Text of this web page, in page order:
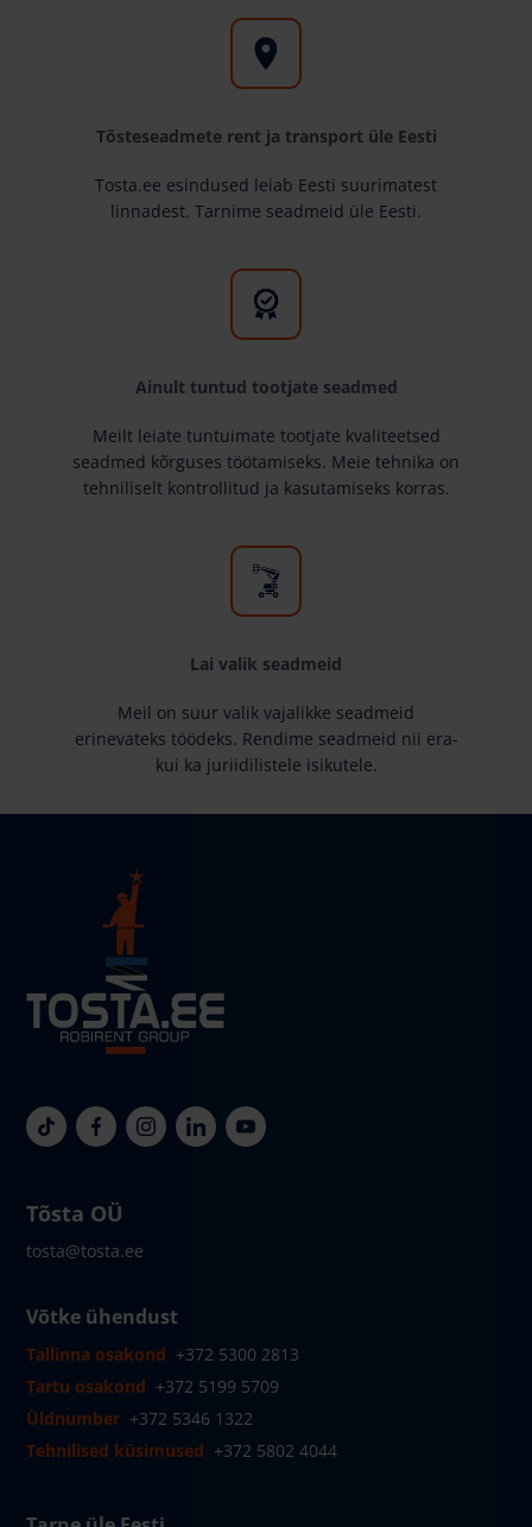
Tõsteseadmete rent ja transport üle Eesti
Tosta.ee esindused leiab Eesti suurimatest
linnadest. Tarnime seadmeid üle Eesti.
Ainult tuntud tootjate seadmed
Meilt leiate tuntuimate tootjate kvaliteetsed
seadmed kõrguses töötamiseks. Meie tehnika on
tehniliselt kontrollitud ja kasutamiseks korras.
Lai valik seadmeid
Meil on suur valik vajalikke seadmeid
erinevateks töödeks. Rendime seadmeid nii era-
kui ka juriidilistele isikutele.
Tõsta OÜ
tosta@tosta.ee
Võtke ühendust
Tallinna osakond +372 5300 2813
Tartu osakond +372 5199 5709
Üldnumber +372 5346 1322
Tehnilised küsimused +372 5802 4044